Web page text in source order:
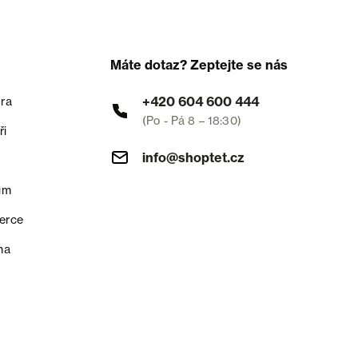
Máte dotaz? Zeptejte se nás
+420 604 600 444
(Po - Pá 8 – 18:30)
info@shoptet.cz